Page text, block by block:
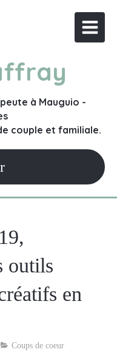
à Mauguio -
couple et familiale.
outils
en
Coups de coeur